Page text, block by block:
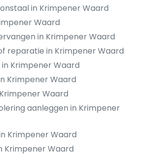
in Krimpener Waard
Waard
in Krimpener Waard
reparatie in Krimpener Waard
Krimpener Waard
Krimpener Waard
Waard
aanleggen in Krimpener
Krimpener Waard
Krimpener Waard